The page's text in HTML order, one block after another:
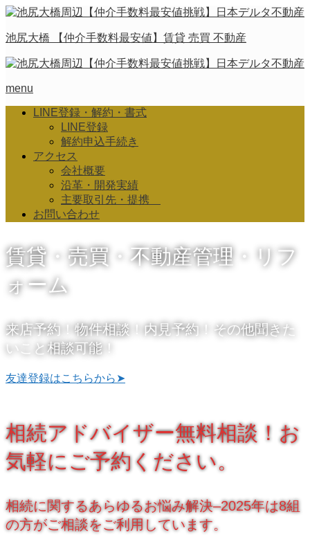
池尻大橋 【仲介手数料最安値】賃貸 売買 不動産
menu
LINE登録・解約・書式
LINE登録
解約申込手続き
アクセス
会社概要
沿革・開発実績
主要取引先・提携
お問い合わせ
賃貸・売買・不動産管理・リフ
ォーム
来店予約！物件相談！内見予約！その他聞きた
いこと相談可能！
友達登録はこちらから➤
相続アドバイザー無料相談！お
気軽にご予約ください。
相続に関するあらゆるお悩み解決–2025年は8組
の方がご相談をご利用しています。